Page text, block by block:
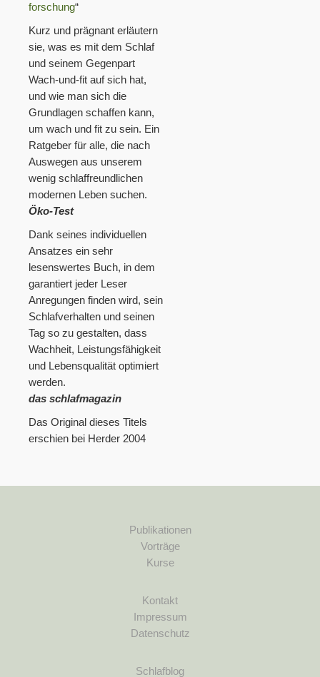
forschung“
Kurz und prägnant erläutern
sie, was es mit dem Schlaf
und seinem Gegenpart
Wach-und-fit auf sich hat,
und wie man sich die
Grundlagen schaffen kann,
um wach und fit zu sein. Ein
Ratgeber für alle, die nach
Auswegen aus unserem
wenig schlaffreundlichen
modernen Leben suchen.
Öko-Test
Dank seines individuellen
Ansatzes ein sehr
lesenswertes Buch, in dem
garantiert jeder Leser
Anregungen finden wird, sein
Schlafverhalten und seinen
Tag so zu gestalten, dass
Wachheit, Leistungsfähigkeit
und Lebensqualität optimiert
werden.
das schlafmagazin
Das Original dieses Titels
erschien bei Herder 2004
Publikationen
Vorträge
Kurse
Kontakt
Impressum
Datenschutz
Schlafblog